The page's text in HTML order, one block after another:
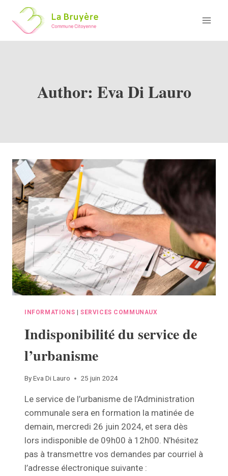
content
Author: Eva Di Lauro
INFORMATIONS | SERVICES COMMUNAUX
Indisponibilité du service de
l’urbanisme
ByEva Di Lauro 25 juin 2024
Le service de l’urbanisme de l’Administration
communale sera en formation la matinée de
demain, mercredi 26 juin 2024, et sera dès
lors indisponible de 09h00 à 12h00. N’hésitez
pas à transmettre vos demandes par courriel à
l’adresse électronique suivante :